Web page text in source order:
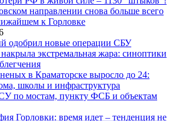
направлении снова больше всего
к Горловке
одобрил новые операции СБУ
экстремальная жара: синоптики
в Краматорске выросло до 24:
школы и инфраструктура
по мостам, пункту ФСБ и объектам
Горловки: время идет – тенденция не